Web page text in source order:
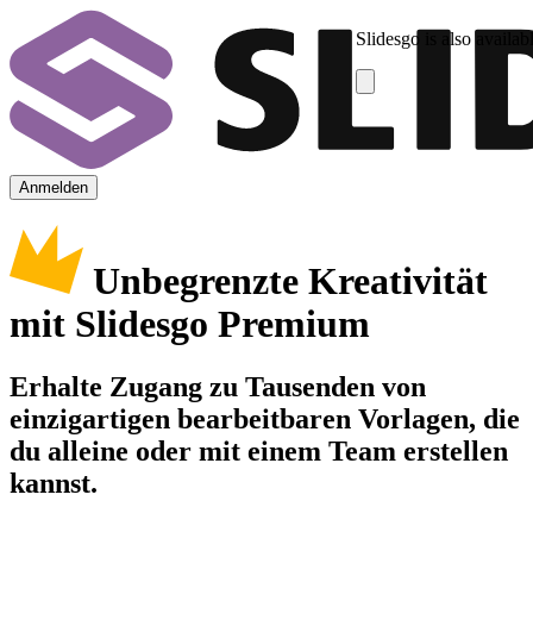
Slidesgo is also
Anmelden
Unbegrenzte Kreativität
mit Slidesgo Premium
Erhalte Zugang zu Tausenden von
einzigartigen bearbeitbaren Vorlagen, die
du alleine oder mit einem Team erstellen
kannst.